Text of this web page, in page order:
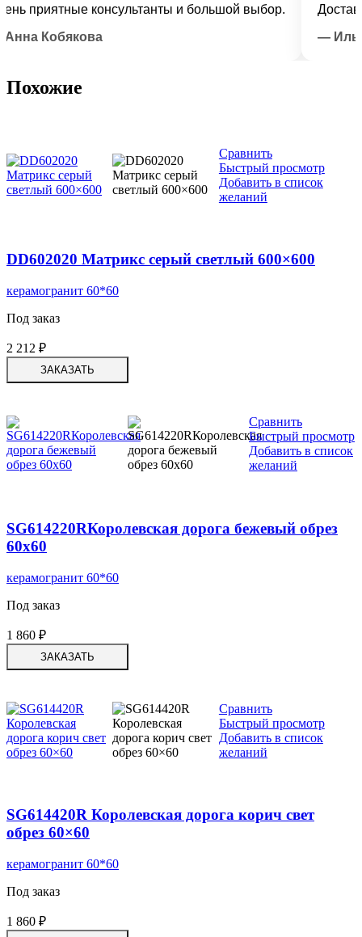
консультанты и большой выбор.
Кобякова
Доставка
— Илья
Похожие
Сравнить
Быстрый просмотр
Добавить в список
желаний
DD602020 Матрикс серый светлый 600×600
керамогранит 60*60
Под заказ
2 212 ₽
ЗАКАЗАТЬ
Сравнить
Быстрый просмотр
Добавить в список
желаний
SG614220RКоролевская дорога бежевый обрез
60х60
керамогранит 60*60
Под заказ
1 860 ₽
ЗАКАЗАТЬ
Сравнить
Быстрый просмотр
Добавить в список
желаний
SG614420R Королевская дорога корич свет
обрез 60×60
керамогранит 60*60
Под заказ
1 860 ₽